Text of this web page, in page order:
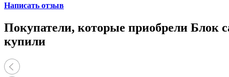
Написать отзыв
Покупатели, которые приобрели Блок
купили